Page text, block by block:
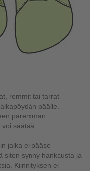
remmit tai tarrat.
päälle.
paremman
säätää.
jalka ei pääse
siten synny hankausta ja
Kiinnityksen ei